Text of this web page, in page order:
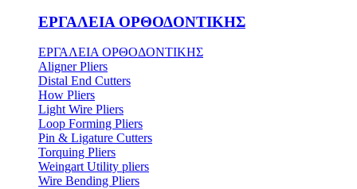
ΕΡΓΑΛΕΙΑ ΟΡΘΟΔΟΝΤΙΚΗΣ
ΕΡΓΑΛΕΙΑ ΟΡΘΟΔΟΝΤΙΚΗΣ
Aligner Pliers
Distal End Cutters
How Pliers
Light Wire Pliers
Loop Forming Pliers
Pin & Ligature Cutters
Torquing Pliers
Weingart Utility pliers
Wire Bending Pliers